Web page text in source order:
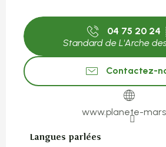
04 75 20 24
Standard de L'Arche
Contactez-
www.planete-
Langues parlées
Langues parlées